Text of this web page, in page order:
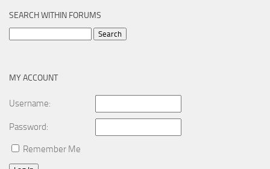
SEARCH WITHIN FORUMS
MY ACCOUNT
Username:
Password:
Remember Me